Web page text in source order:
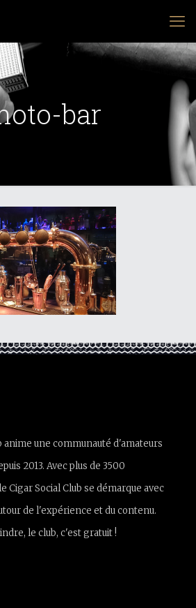
bar
anime une communauté d'amateurs
2013. Avec plus de 3500
Cigar Social Club se démarque avec
de l'expérience et du contenu.
le club, c'est gratuit !